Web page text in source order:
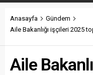
Anasayfa
Gündem
Aile Bakanlığı işçileri 2025
Aile